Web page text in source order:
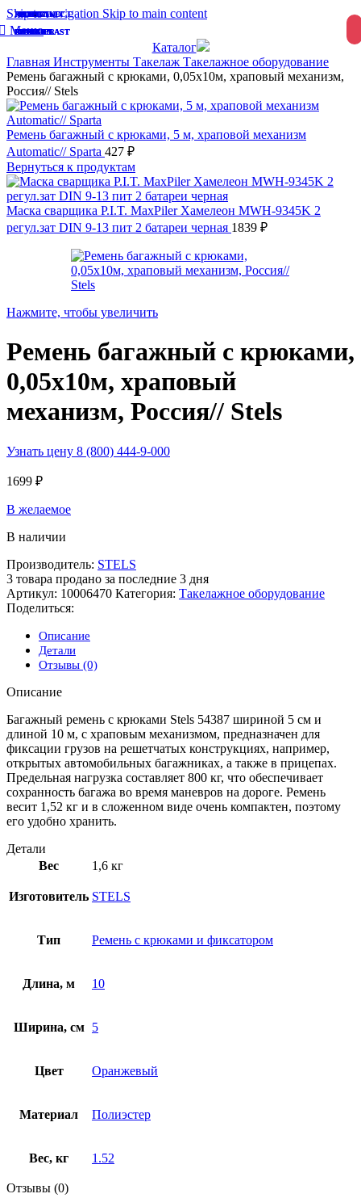
Skip to navigation Skip to main content
Меню
Каталог
Главная Инструменты Такелаж Такелажное оборудование
Ремень багажный с крюками, 0,05х10м, храповый механизм,
Россия// Stels
Ремень багажный с крюками, 5 м, храповой механизм
Automatic// Sparta 427 ₽
Вернуться к продуктам
Маска сварщика P.I.T. MaxPiler Хамелеон MWH-9345K 2
регул.зат DIN 9-13 пит 2 батареи черная 1839 ₽
STELS
Нажмите, чтобы увеличить
Ремень багажный с крюками,
0,05х10м, храповый
механизм, Россия// Stels
Узнать цену 8 (800) 444-9-000
1699 ₽
В желаемое
В наличии
Производитель: STELS
3 товара продано за последние 3 дня
Артикул: 10006470 Категория: Такелажное оборудование
Поделиться:
Описание
Детали
Отзывы (0)
Описание
Багажный ремень с крюками Stels 54387 шириной 5 см и
длиной 10 м, с храповым механизмом, предназначен для
фиксации грузов на решетчатых конструкциях, например,
открытых автомобильных багажниках, а также в прицепах.
Предельная нагрузка составляет 800 кг, что обеспечивает
сохранность багажа во время маневров на дороге. Ремень
весит 1,52 кг и в сложенном виде очень компактен, поэтому
его удобно хранить.
Детали
Вес
1,6 кг
Изготовитель STELS
Тип Ремень с крюками и фиксатором
Длина, м 10
Ширина, см 5
Цвет Оранжевый
Материал Полиэстер
Вес, кг 1.52
Отзывы (0)
СУПЕР-ЦЕНА
LADECOR
СУПЕР-ЦЕНА
INGREEN
СУПЕР-ЦЕНА
INGREEN
СУПЕР-ЦЕНА
INGREEN
СУПЕР-ЦЕНА
INGREEN
СУПЕР-ЦЕНА
VETTA
СУПЕР-ЦЕНА
ЛУГА
СУПЕР-ЦЕНА
SPARK PLAST
СУПЕР-ЦЕНА
SPARK PLAST
СУПЕР-ЦЕНА
SPARK PLAST
СУПЕР-ЦЕНА
AZARIO
СУПЕР-ЦЕНА
НАКРЕПКО
ISVET
ISVET
ISVET
ISVET
ISVET
ISVET
ISVET
PROCONNECT
АНИ ПЛАСТ
КУРС
EKF